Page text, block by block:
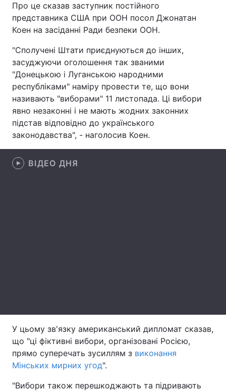
Техно і зв'язок Лайт
Зброя Інциденти
Здоров'я Туризм
Цікавинки Погода
Екологія Регіони
Лонгріди
Відео з Youtube Статті
Тема оформлення
Про це сказав заступник постійного
представника США при ООН посол Джонатан
Коен на засіданні Ради безпеки ООН.
"Сполучені Штати приєднуються до інших,
засуджуючи оголошення так званими
"Донецькою і Луганською народними
республіками" наміру провести те, що вони
називають "виборами" 11 листопада. Ці вибори
явно незаконні і не мають жодних законних
підстав відповідно до українського
законодавства", - наголосив Коен.
ВІДЕО ДНЯ
У цьому зв'язку американський дипломат сказав,
що "ці фіктивні вибори, організовані Росією,
прямо суперечать зусиллям з виконання
Мінських мирних угод".
"Вибори також перешкоджають та підривають